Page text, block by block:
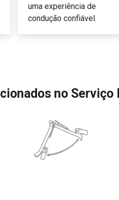
uma experiência de
condução confiável.
no Serviço